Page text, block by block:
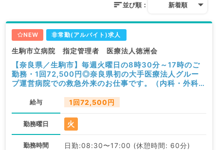
並び順： 新着順
NEW 非常勤(アルバイト)求人
生駒市立病院 指定管理者 医療法人徳洲会
【奈良県／生駒市】毎週火曜日の8時30分～17時のご
勤務・1回72,500円◎奈良県初の大手医療法人グルー
プ運営病院での救急外来のお仕事です。（内科・外科・
給与 1回72,500円
勤務曜日 火
勤務時間 日勤:08:30〜17:00 (休憩時間: 60分)